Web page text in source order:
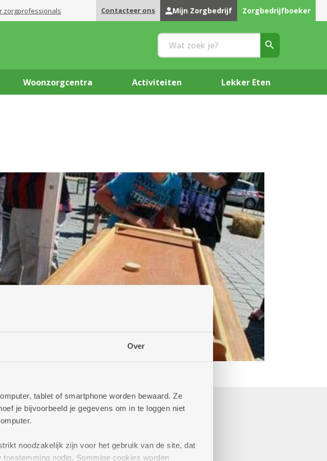
Over
tablet of smartphone worden bewaard. Ze
je bijvoorbeeld je gegevens om in te loggen niet
noodzakelijk zijn voor het gebruik van de site, dat
nodig. Sommige cookies worden
zorgprofessionals Contacteer ons Mijn Zorgbedrijf Zorgbedrijfboeker
Woonzorgcentra Activiteiten Lekker Eten